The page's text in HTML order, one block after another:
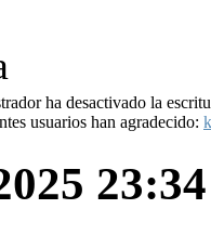
ha desactivado la
usuarios han agradecido: